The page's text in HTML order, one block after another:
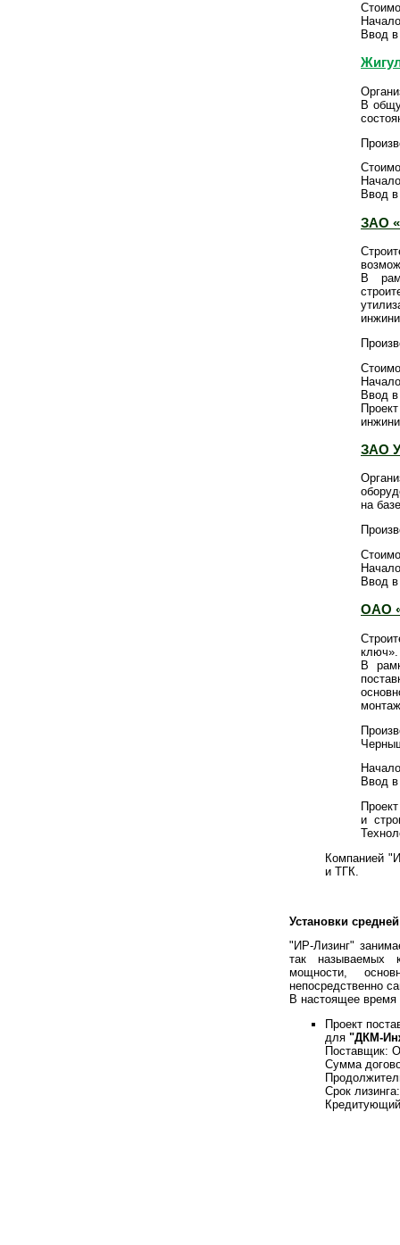
Ввод
В
Ввод
ЗАО
В
Ввод
ЗАО
на
Ввод в
ОАО
ключ».
В
Ввод
и
Компанией
и ТГК.
Установки
"ИР-Лизинг"
так называемых
мощности,
непосредственно
В настоящее время
Проект
для "ДКМ-
Поставщик:
Сумма
Срок